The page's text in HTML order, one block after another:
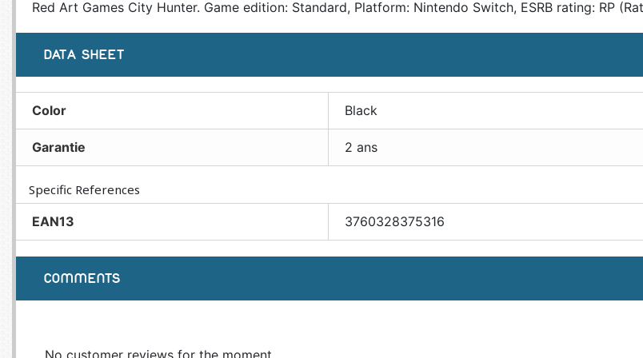
Red Art Games City Hunter. Game edition: Standard, Platform: Nintendo Switch, ESRB rating: RP
DATA SHEET
Color Black
Garantie 2 ans
Specific References
EAN13
3760328375316
COMMENTS
No customer reviews for the moment.